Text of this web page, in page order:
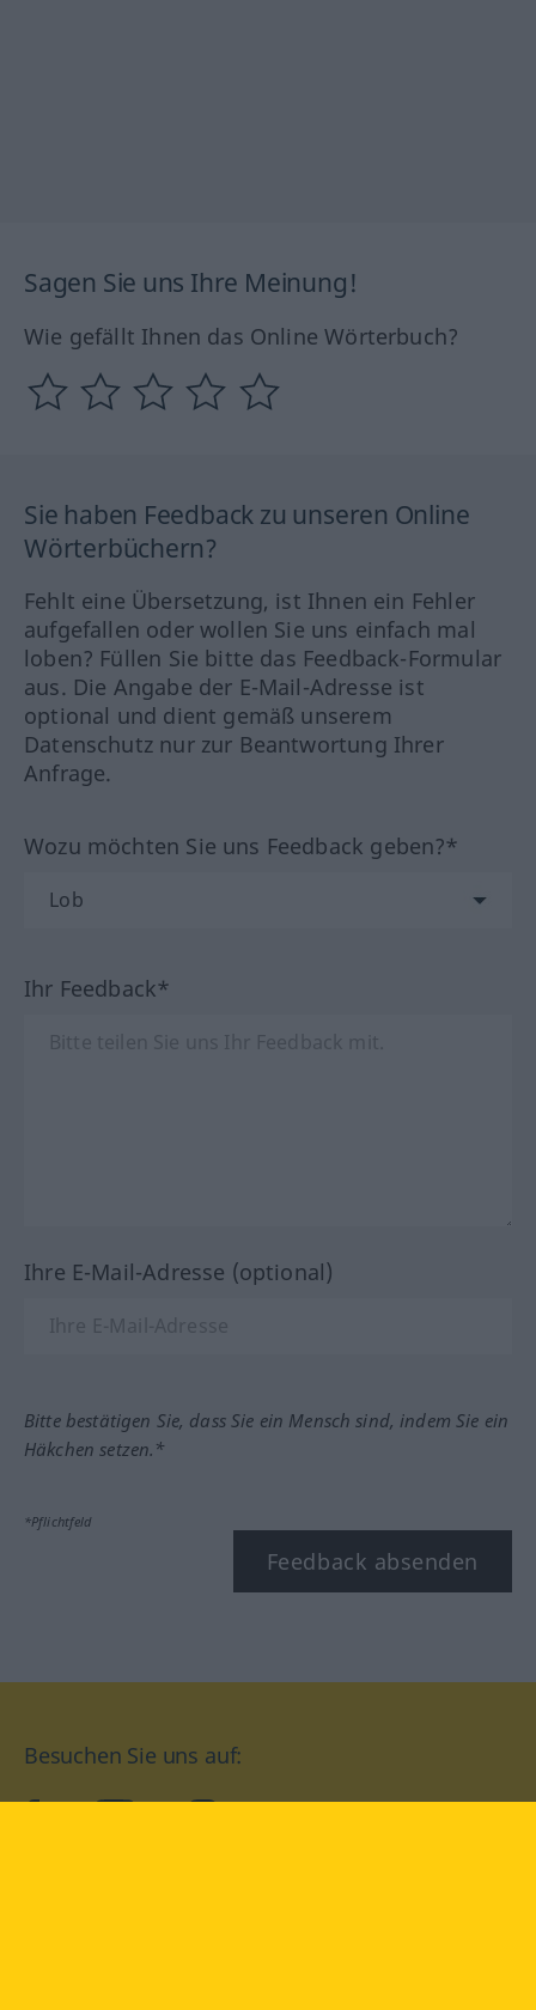
Sagen Sie uns Ihre Meinung!
Wie gefällt Ihnen das Online Wörterbuch?
Sie haben Feedback zu unseren Online
Wörterbüchern?
Fehlt eine Übersetzung, ist Ihnen ein Fehler
aufgefallen oder wollen Sie uns einfach mal
loben? Füllen Sie bitte das Feedback-Formular
aus. Die Angabe der E-Mail-Adresse ist
optional und dient gemäß unserem
Datenschutz nur zur Beantwortung Ihrer
Anfrage.
Wozu möchten Sie uns Feedback geben?*
Ihr Feedback*
Ihre E-Mail-Adresse (optional)
Bitte bestätigen Sie, dass Sie ein Mensch sind, indem Sie ein
Häkchen setzen.*
*Pflichtfeld
Feedback absenden
Besuchen Sie uns auf: